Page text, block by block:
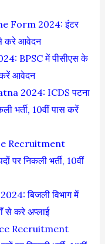
Form 2024: इंटर
करे आवेदन
BPSC में पीसीएस के
करें आवेदन
2024: ICDS पटना
भर्ती, 10वीं पास करें
Recruitment
पर निकली भर्ती, 10वीं
बिजली विभाग में
से करे अप्लाई
Recruitment